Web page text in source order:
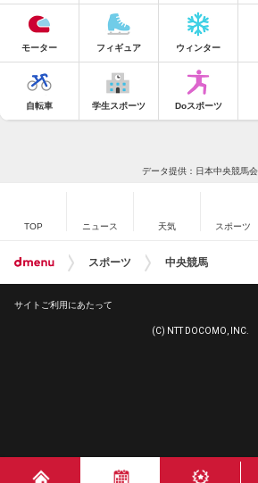
モーター フィギュア ウィンター
自転車 学生スポーツ Doスポーツ
データ提供：日本中央競馬会
TOP ニュース 天気 スポーツ
スポーツ 中央競馬
サイトご利用にあたって
(C) NTT DOCOMO, INC.